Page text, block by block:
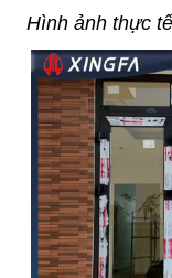
Hình ảnh thực